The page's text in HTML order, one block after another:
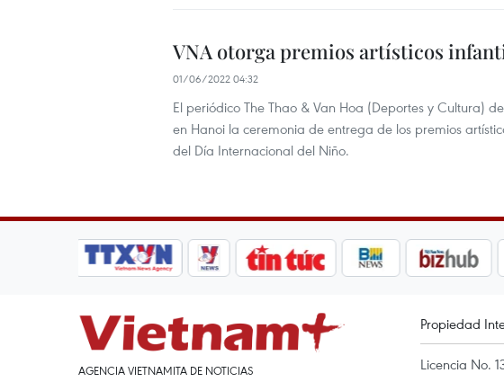
VNA otorga premios artísticos
01/06/2022 04:32
El periódico The Thao & Van Hoa (Deportes y Cultura)
en Hanoi la ceremonia de entrega de los premios
del Día Internacional del Niño.
AGENCIA VIETNAMITA DE NOTICIAS
Propiedad
Licencia No.